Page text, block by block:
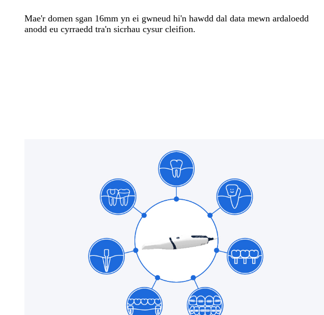
Mae'r domen sgan 16mm yn ei gwneud hi'n hawdd dal data mewn ardaloedd
anodd eu cyrraedd tra'n sicrhau cysur cleifion.